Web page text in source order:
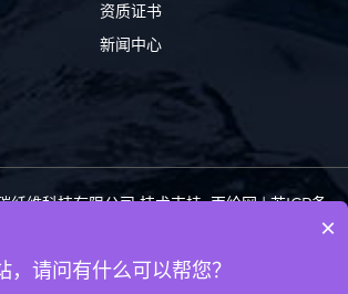
资质证书
新闻中心
纤维科技有限公司技术支持: 丙纶网|苏ICP备
纤维粉 导电碳纤维 碳纤维绳 碳纤维
×
，请问有什么可以帮您？